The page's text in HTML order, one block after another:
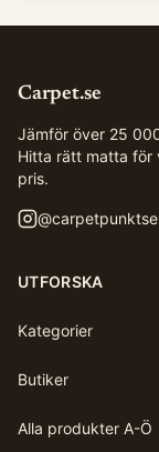
Carpet.se
Jämför över 25
Hitta rätt matta för
pris.
@carpetpunktse
UTFORSKA
Kategorier
Butiker
Alla produkter A-Ö